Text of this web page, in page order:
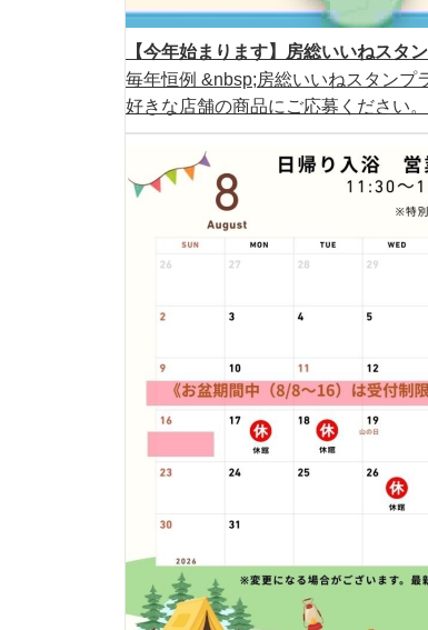
【今年始まります】房総いいねス
毎年恒例 &nbsp;房総いいねスタンプ
好きな店舗の商品にご応募ください